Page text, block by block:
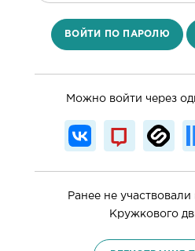
ВОЙТИ ПО ПАРОЛЮ
Можно войти через
Ранее не
Кружкового